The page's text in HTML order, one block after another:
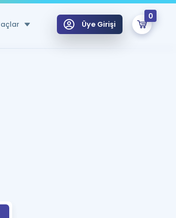
Aracı
Öneriler
Üye Girişi
0
sınava hazırlayacak onlarca eğitim seni bekliyor!